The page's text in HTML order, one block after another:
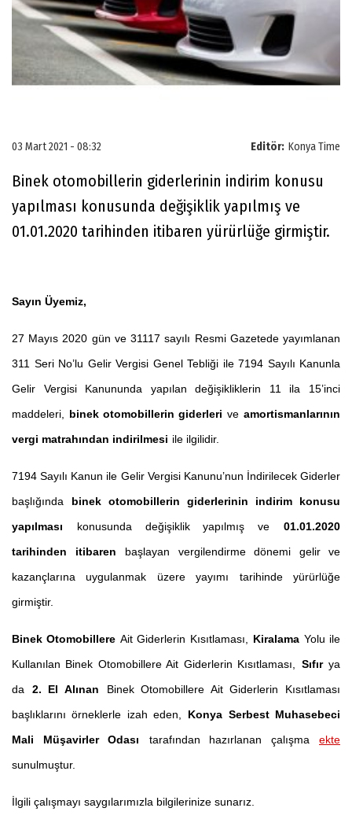
Editör: Konya Time
03 Mart 2021 - 08:32
Binek otomobillerin giderlerinin indirim konusu
yapılması konusunda değişiklik yapılmış ve
01.01.2020 tarihinden itibaren yürürlüğe girmiştir.
Sayın Üyemiz,
27 Mayıs 2020 gün ve 31117 sayılı Resmi Gazetede yayımlanan
311 Seri No’lu Gelir Vergisi Genel Tebliği ile 7194 Sayılı Kanunla
Gelir Vergisi Kanununda yapılan değişikliklerin 11 ila 15’inci
maddeleri, binek otomobillerin giderleri ve amortismanlarının
vergi matrahından indirilmesi ile ilgilidir.
7194 Sayılı Kanun ile Gelir Vergisi Kanunu’nun İndirilecek Giderler
başlığında
binek otomobillerin giderlerinin indirim konusu
yapılması
konusunda değişiklik yapılmış ve
01.01.2020
tarihinden itibaren
başlayan vergilendirme dönemi gelir ve
kazançlarına uygulanmak üzere yayımı tarihinde yürürlüğe
girmiştir.
Binek Otomobillere Ait Giderlerin Kısıtlaması, Kiralama Yolu ile
Kullanılan Binek Otomobillere Ait Giderlerin Kısıtlaması, Sıfır ya
da
2. El Alınan
Binek Otomobillere Ait Giderlerin Kısıtlaması
başlıklarını örneklerle izah eden,
Konya Serbest Muhasebeci
Mali Müşavirler Odası
tarafından hazırlanan çalışma
ekte
sunulmuştur.
İlgili çalışmayı saygılarımızla bilgilerinize sunarız.